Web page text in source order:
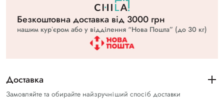
Безкоштовна доставка вiд 3000 грн
нашим курʼєром або у відділення “Нова Пошта” (до 30 кг)
Доставка
Замовляйте та обирайте найзручніший спосіб доставки